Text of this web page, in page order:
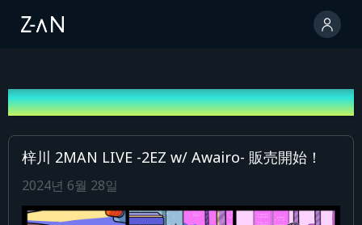
안내
梓川 2MAN LIVE -2EZ w/ Awairo- 販売開始！
2024년 6월 28일